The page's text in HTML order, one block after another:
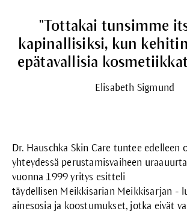
"Tottakai tunsimme
kapinallisiksi, kun
epätavallisia
Elisabeth Sigmund
Dr. Hauschka Skin Care tuntee edelleen
yhteydessä perustamisvaiheen
vuonna 1999 yritys esitteli
täydellisen Meikkisarian Meikkisarjan -
ainesosia ja koostumukset, jotka eivät